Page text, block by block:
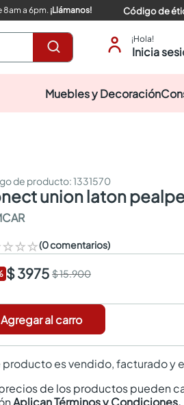
8am a 6pm.¡Llámanos! Código de
¡Hola!
Inicia
Muebles y Decoración
:1331570
union laton
☆☆☆(0 comentarios)
$ 3975 $ 15.900
Agregar al carro
producto es vendido, facturado y
de los productos pueden
Aplican Términos y Condiciones.